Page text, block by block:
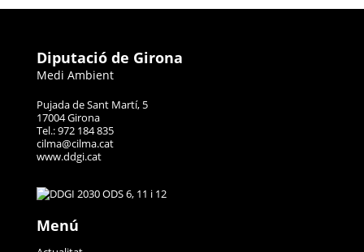
Diputació de Girona
Medi Ambient
Pujada de Sant Martí, 5
17004 Girona
Tel.: 972 184 835
cilma@cilma.cat
www.ddgi.cat
Menú